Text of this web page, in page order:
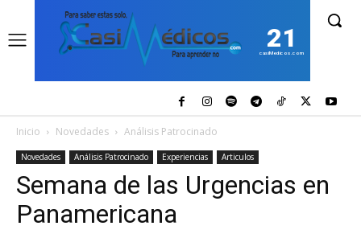
21
casiMedicos.com
Inicio Novedades Análisis Patrocinado
Novedades Análisis Patrocinado Experiencias Articulos
Semana de las Urgencias en
Panamericana